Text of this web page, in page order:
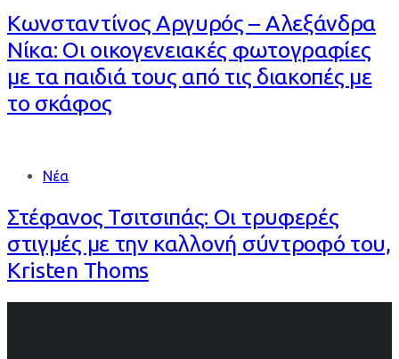
Κωνσταντίνος Αργυρός – Αλεξάνδρα
Νίκα: Οι οικογενειακές φωτογραφίες
με τα παιδιά τους από τις διακοπές με
το σκάφος
Νέα
Στέφανος Τσιτσιπάς: Οι τρυφερές
στιγμές με την καλλονή σύντροφό του,
Kristen Thoms